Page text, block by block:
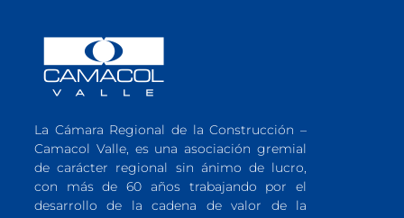
La Cámara Regional de la Construcción –
Camacol Valle, es una asociación gremial
de carácter regional sin ánimo de lucro,
con más de 60 años trabajando por el
desarrollo de la cadena de valor de la